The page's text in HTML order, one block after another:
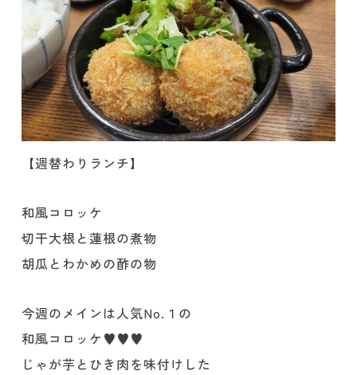
【週替わりランチ】
和風コロッケ
切干大根と蓮根の煮物
胡瓜とわかめの酢の物
今週のメインは人気No.１の
和風コロッケ♥️♥️♥️
じゃが芋とひき肉を味付けした